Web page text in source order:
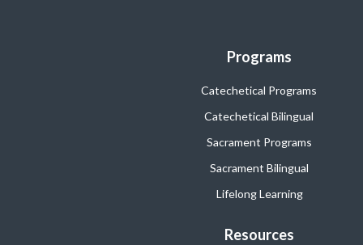
Programs
Catechetical Programs
Catechetical Bilingual
Sacrament Programs
Sacrament Bilingual
Lifelong Learning
Resources